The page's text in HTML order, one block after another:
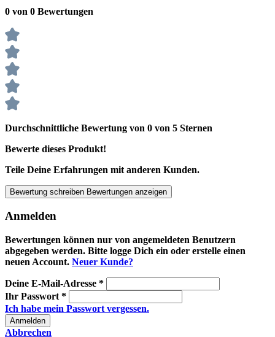
0 von 0 Bewertungen
Durchschnittliche Bewertung von 0 von 5 Sternen
Bewerte dieses Produkt!
Teile Deine Erfahrungen mit anderen Kunden.
Bewertung schreiben Bewertungen anzeigen
Anmelden
Bewertungen können nur von angemeldeten Benutzern
abgegeben werden. Bitte logge Dich ein oder erstelle einen
neuen Account. Neuer Kunde?
Deine E-Mail-Adresse *
Ihr Passwort *
Ich habe mein Passwort vergessen.
Anmelden
Abbrechen